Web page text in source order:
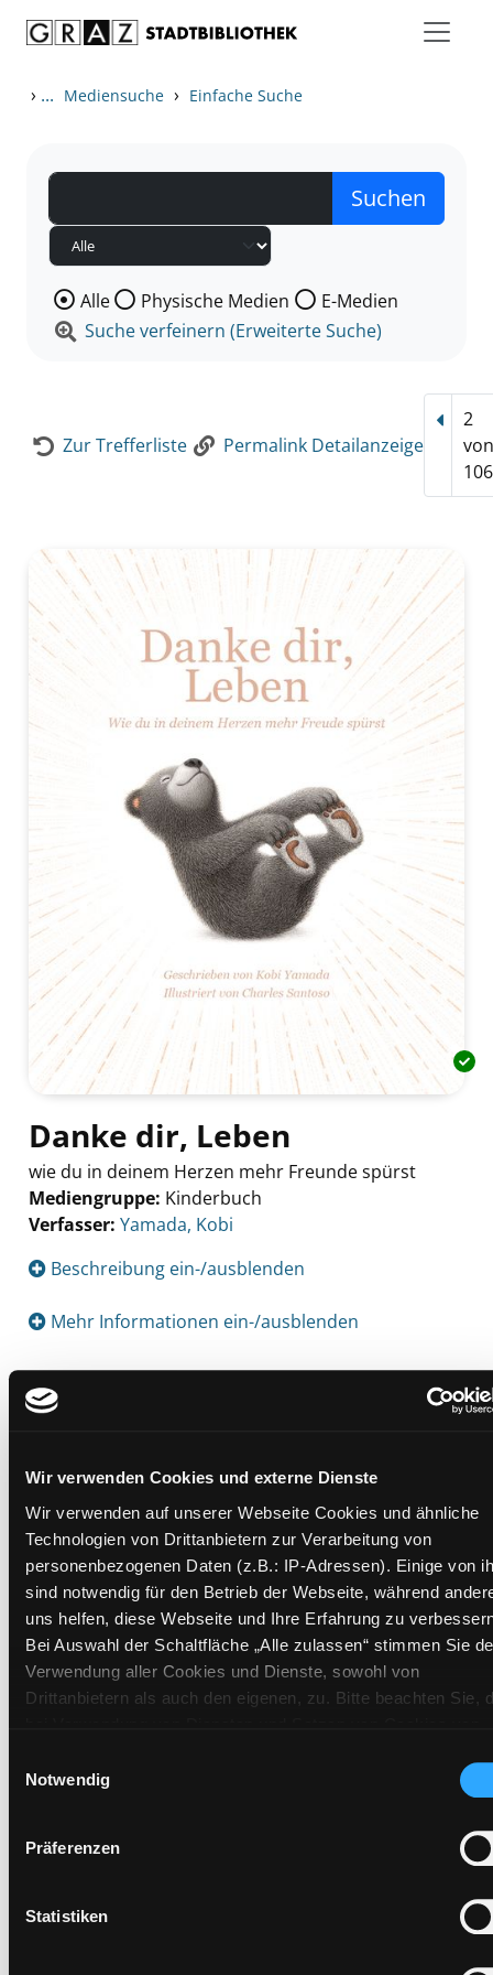
Wir verwenden Cookies und externe Dienste
Wir verwenden auf unserer Webseite Cookies und ähnliche
Technologien von Drittanbietern zur Verarbeitung von
personenbezogenen Daten (z.B.: IP-Adressen). Einige von
sind notwendig für den Betrieb der Webseite, während
uns helfen, diese Webseite und Ihre Erfahrung zu
Bei Auswahl der Schaltfläche „Alle zulassen“ stimmen Sie
Verwendung aller Cookies und Dienste, sowohl von
Drittanbietern als auch den eigenen, zu. Bitte beachten Sie,
(Länder außerhalb des EWR ohne adäquates
Datenschutzniveau) stattfinden kann. In diesem
ausgeschlossen werden. Eine Verarbeitung durch solche
Einwilligung erteilen („Auswahl erlauben“) oder auf die
Schaltfläche „Alle zulassen“ klicken. Unter dem Punkt
Notwendig
Präferenzen
Statistiken
› ... Mediensuche › Einfache Suche
Wählen Sie die Medienart nach der Sie suchen wollen.
Alle Physische Medien
E-Medien
Suche verfeinern (Erweiterte Suche)
Zur Trefferliste Permalink Detailanzeige
2
von
106
Danke dir, Leben
wie du in deinem Herzen mehr Freunde spürst
Mediengruppe: Kinderbuch
Verfasser: Suche nach diesem Verfasser
Yamada, Kobi
Beschreibung ein-/ausblenden
Mehr Informationen ein-/ausblenden
Exemplare
Zweigstelle: Andritz
Signatur:
JD.TG YAM
Standort 2: Ausleihe
Status:Verfügbar
Vorbestellungen: 0
Mediengruppe:Kinderbuch
Frist:
Barcode: 2509SB00176
Status: